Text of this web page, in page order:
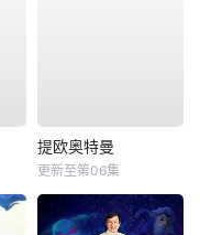
提欧奥特曼
更新至第06集